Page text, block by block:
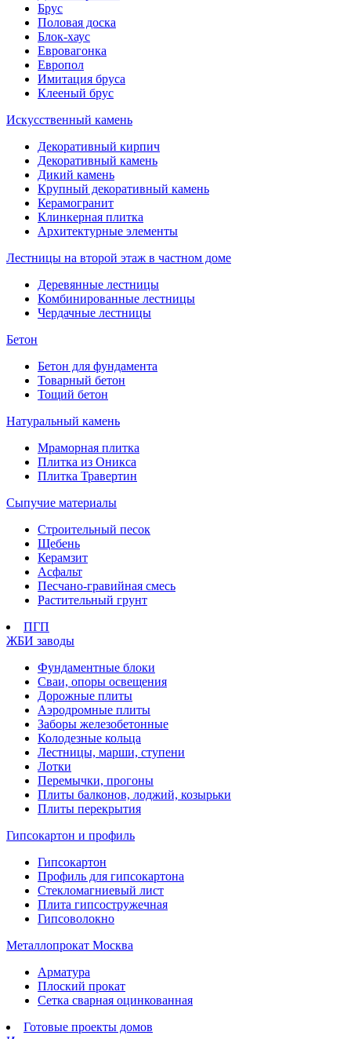
Брус
Половая доска
Блок-хаус
Евровагонка
Европол
Имитация бруса
Клееный брус
Искусственный камень
Декоративный кирпич
Декоративный камень
Дикий камень
Крупный декоративный камень
Керамогранит
Клинкерная плитка
Архитектурные элементы
Лестницы на второй этаж в частном доме
Деревянные лестницы
Комбинированные лестницы
Чердачные лестницы
Бетон
Бетон для фундамента
Товарный бетон
Тощий бетон
Натуральный камень
Мраморная плитка
Плитка из Оникса
Плитка Травертин
Сыпучие материалы
Строительный песок
Щебень
Керамзит
Асфальт
Песчано-гравийная смесь
Растительный грунт
ПГП
ЖБИ заводы
Фундаментные блоки
Сваи, опоры освещения
Дорожные плиты
Аэродромные плиты
Заборы железобетонные
Колодезные кольца
Лестницы, марши, ступени
Лотки
Перемычки, прогоны
Плиты балконов, лоджий, козырьки
Плиты перекрытия
Гипсокартон и профиль
Гипсокартон
Профиль для гипсокартона
Стекломагниевый лист
Плита гипсостружечная
Гипсоволокно
Металлопрокат Москва
Арматура
Плоский прокат
Сетка сварная оцинкованная
Готовые проекты домов